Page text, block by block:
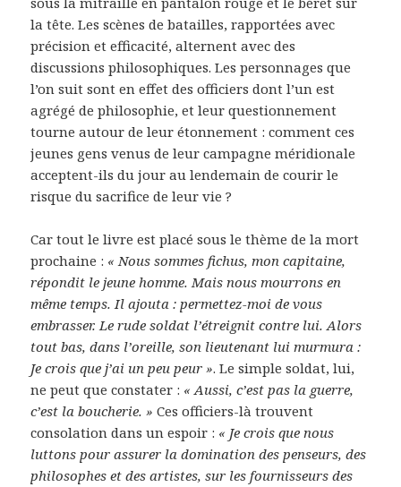
la tête. Les scènes de batailles, rapportées avec
précision et efficacité, alternent avec des
discussions philosophiques. Les personnages que
l’on suit sont en effet des officiers dont l’un est
agrégé de philosophie, et leur questionnement
tourne autour de leur étonnement : comment ces
jeunes gens venus de leur campagne méridionale
acceptent-ils du jour au lendemain de courir le
risque du sacrifice de leur vie ?
Car tout le livre est placé sous le thème de la mort
prochaine : « Nous sommes fichus, mon capitaine,
répondit le jeune homme. Mais nous mourrons en
même temps. Il ajouta : permettez-moi de vous
embrasser. Le rude soldat l’étreignit contre lui. Alors
tout bas, dans l’oreille, son lieutenant lui murmura :
Je crois que j’ai un peu peur ». Le simple soldat, lui,
ne peut que constater : « Aussi, c’est pas la guerre,
c’est la boucherie. » Ces officiers-là trouvent
consolation dans un espoir : « Je crois que nous
luttons pour assurer la domination des penseurs, des
philosophes et des artistes, sur les fournisseurs des